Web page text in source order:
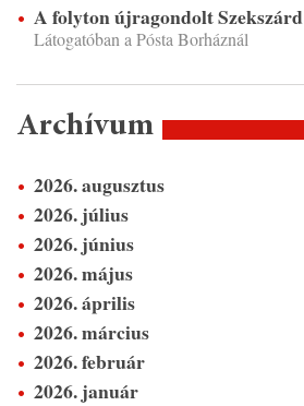
A folyton újragondolt Szekszárd
Látogatóban a Pósta Borháznál
Archívum
2026. augusztus
2026. július
2026. június
2026. május
2026. április
2026. március
2026. február
2026. január